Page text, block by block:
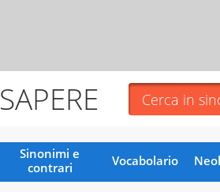
SAPERE
Sinonimi e
contrari
Vocabolario